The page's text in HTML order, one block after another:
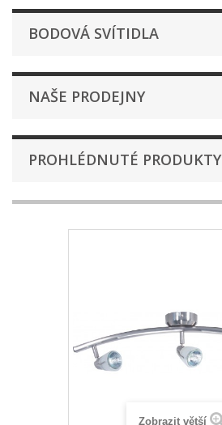
BODOVÁ SVÍTIDLA
NAŠE PRODEJNY
PROHLÉDNUTÉ PRODUKTY
Zobrazit větší